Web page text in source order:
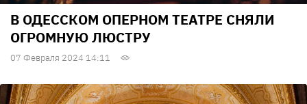
В ОДЕССКОМ ОПЕРНОМ ТЕАТРЕ СНЯЛИ
ОГРОМНУЮ ЛЮСТРУ
07 Февраля 2024 14:11